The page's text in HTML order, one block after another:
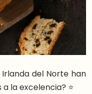
del Norte han
la excelencia? ⭐